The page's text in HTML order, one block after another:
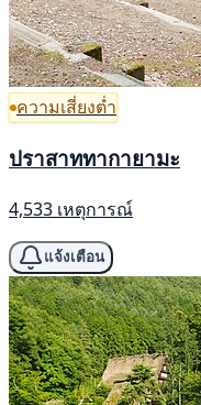
ความเสี่ยงต่ำ
ปราสาททากายามะ
4,533 เหตุการณ์
แจ้งเตือน